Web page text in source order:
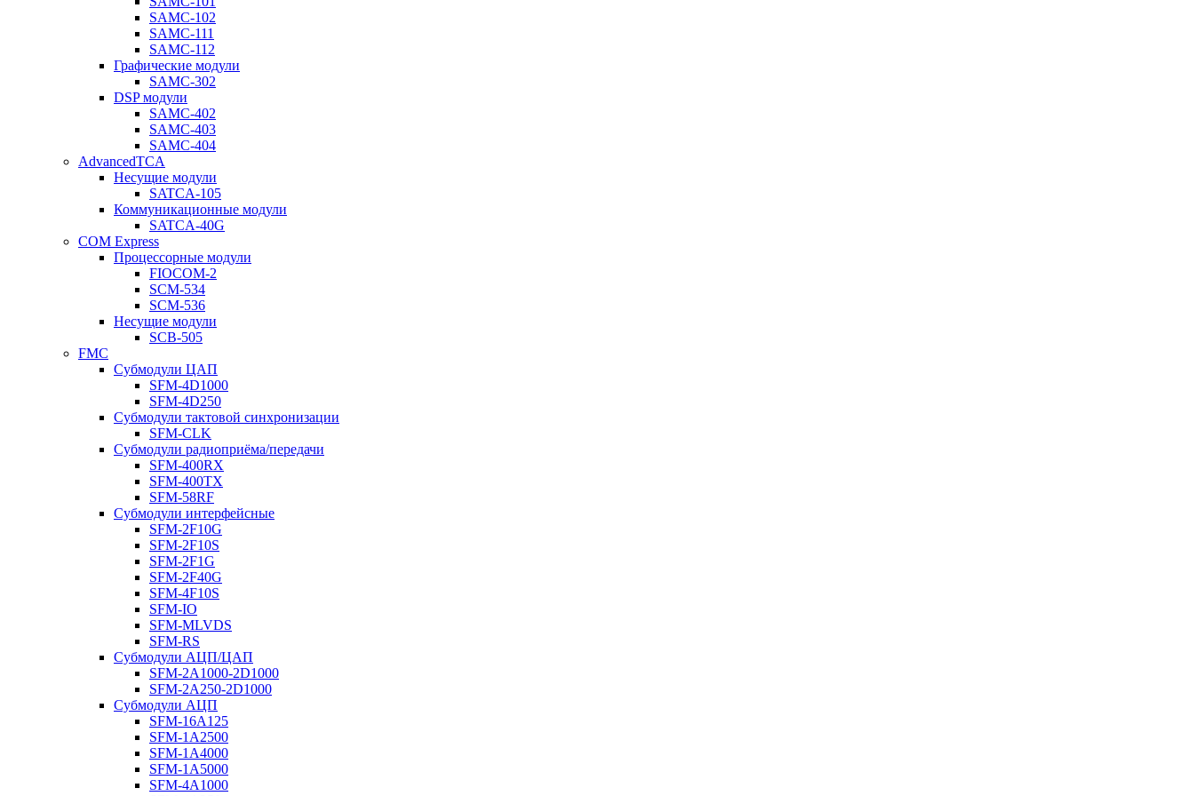
SAMC-102
SAMC-111
SAMC-112
Графические модули
SAMC-302
DSP модули
SAMC-402
SAMC-403
SAMC-404
AdvancedTCA
Несущие модули
SATCA-105
Коммуникационные модули
SATCA-40G
COM Express
Процессорные модули
FIOCOM-2
SCM-534
SCM-536
Несущие модули
SCB-505
FMC
Субмодули ЦАП
SFM-4D1000
SFM-4D250
Субмодули тактовой синхронизации
SFM-CLK
Субмодули радиоприёма/передачи
SFM-400RX
SFM-400TX
SFM-58RF
Субмодули интерфейсные
SFM-2F10G
SFM-2F10S
SFM-2F1G
SFM-2F40G
SFM-4F10S
SFM-IO
SFM-MLVDS
SFM-RS
Субмодули АЦП/ЦАП
SFM-2A1000-2D1000
SFM-2A250-2D1000
Субмодули АЦП
SFM-16A125
SFM-1A2500
SFM-1A4000
SFM-1A5000
SFM-4A1000